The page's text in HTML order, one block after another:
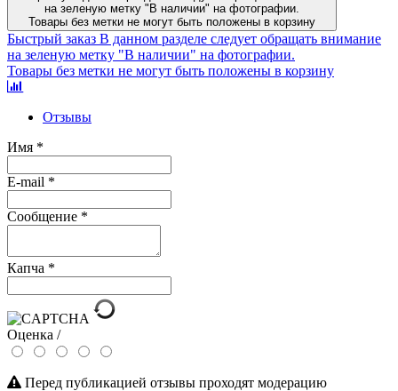
на зеленую метку "В наличии" на фотографии.
Товары без метки не могут быть положены в корзину
Быстрый заказ В данном разделе следует обращать внимание
на зеленую метку "В наличии" на фотографии.
Товары без метки не могут быть положены в корзину
Отзывы
Имя *
E-mail *
Сообщение *
Капча *
Оценка /
Перед публикацией отзывы проходят модерацию